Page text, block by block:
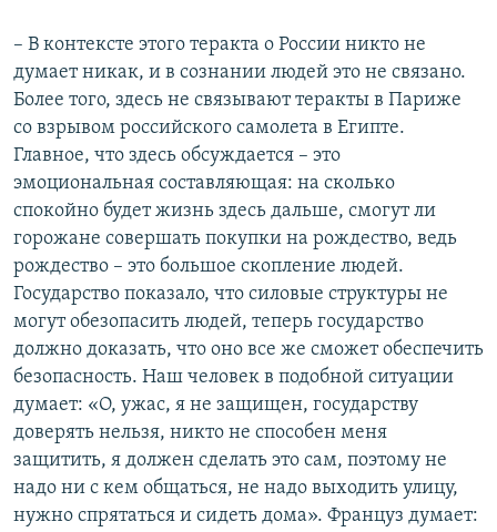
– В контексте этого теракта о России никто не
думает никак, и в сознании людей это не связано.
Более того, здесь не связывают теракты в Париже
со взрывом российского самолета в Египте.
Главное, что здесь обсуждается – это
эмоциональная составляющая: на сколько
спокойно будет жизнь здесь дальше, смогут ли
горожане совершать покупки на рождество, ведь
рождество – это большое скопление людей.
Государство показало, что силовые структуры не
могут обезопасить людей, теперь государство
должно доказать, что оно все же сможет обеспечить
безопасность. Наш человек в подобной ситуации
думает: «О, ужас, я не защищен, государству
доверять нельзя, никто не способен меня
защитить, я должен сделать это сам, поэтому не
надо ни с кем общаться, не надо выходить улицу,
нужно спрятаться и сидеть дома». Француз думает: